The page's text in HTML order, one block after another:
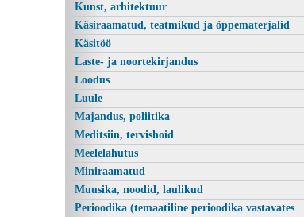
Rannamännid II, Arno Kasemaa,
Kunst, arhitektuur
Käsiraamatud, teatmikud ja õppematerjalid
Käsitöö
Laste- ja noortekirjandus
Loodus
Luule
Majandus, poliitika
Meditsiin, tervishoid
Meelelahutus
Miniraamatud
Muusika, noodid, laulikud
Perioodika (temaatiline perioodika vastavates